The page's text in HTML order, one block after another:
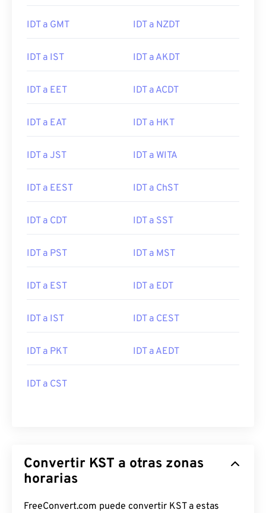
IDT a GMT IDT a NZDT
IDT a IST IDT a AKDT
IDT a EET IDT a ACDT
IDT a EAT IDT a HKT
IDT a JST IDT a WITA
IDT a EEST IDT a ChST
IDT a CDT IDT a SST
IDT a PST IDT a MST
IDT a EST IDT a EDT
IDT a IST IDT a CEST
IDT a PKT IDT a AEDT
IDT a CST
Convertir KST a otras zonas
horarias
FreeConvert.com puede convertir KST a estas